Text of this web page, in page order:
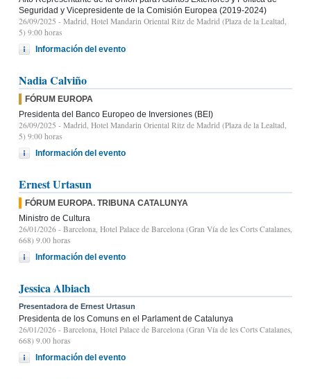
Seguridad y Vicepresidente de la Comisión Europea (2019-2024)
26/09/2025 - Madrid, Hotel Mandarin Oriental Ritz de Madrid (Plaza de la Lealtad,
5) 9:00 horas
Información del evento
Nadia Calviño
FÓRUM EUROPA
Presidenta del Banco Europeo de Inversiones (BEI)
26/09/2025 - Madrid, Hotel Mandarin Oriental Ritz de Madrid (Plaza de la Lealtad,
5) 9:00 horas
Información del evento
Ernest Urtasun
FÓRUM EUROPA. TRIBUNA CATALUNYA
Ministro de Cultura
26/01/2026 - Barcelona, Hotel Palace de Barcelona (Gran Vía de les Corts Catalanes,
668) 9.00 horas
Información del evento
Jessica Albiach
Presentadora de Ernest Urtasun
Presidenta de los Comuns en el Parlament de Catalunya
26/01/2026 - Barcelona, Hotel Palace de Barcelona (Gran Vía de les Corts Catalanes,
668) 9.00 horas
Información del evento